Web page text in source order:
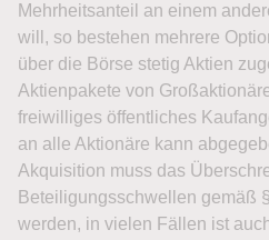
Mehrheitsanteil an einem
will, so bestehen mehrere
über die Börse stetig Aktien
Aktienpakete von
freiwilliges öffentliches
an alle Aktionäre kann
Akquisition muss das
Beteiligungsschwellen gemäß
werden, in vielen Fällen ist